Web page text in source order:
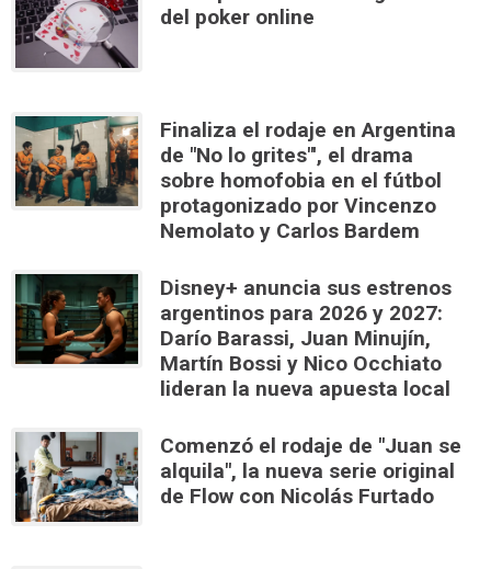
del poker online
Finaliza el rodaje en Argentina
de "No lo grites"', el drama
sobre homofobia en el fútbol
protagonizado por Vincenzo
Nemolato y Carlos Bardem
Disney+ anuncia sus estrenos
argentinos para 2026 y 2027:
Darío Barassi, Juan Minujín,
Martín Bossi y Nico Occhiato
lideran la nueva apuesta local
Comenzó el rodaje de "Juan se
alquila", la nueva serie original
de Flow con Nicolás Furtado